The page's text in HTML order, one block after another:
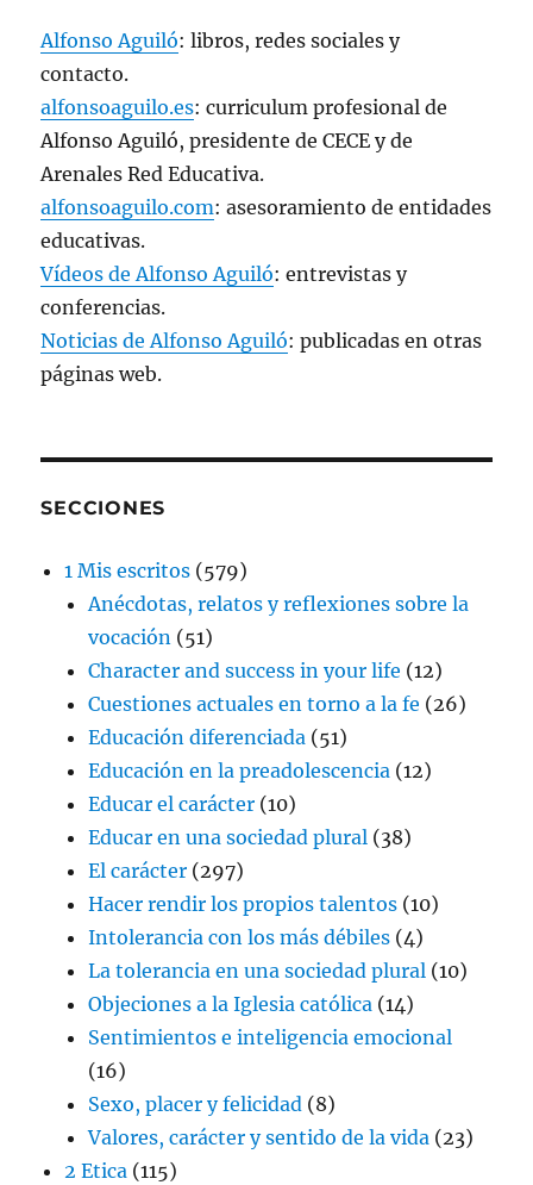
Alfonso Aguiló: libros, redes sociales y
contacto.
alfonsoaguilo.es: curriculum profesional de
Alfonso Aguiló, presidente de CECE y de
Arenales Red Educativa.
alfonsoaguilo.com: asesoramiento de entidades
educativas.
Vídeos de Alfonso Aguiló: entrevistas y
conferencias.
Noticias de Alfonso Aguiló: publicadas en otras
páginas web.
SECCIONES
1 Mis escritos (579)
Anécdotas, relatos y reflexiones sobre la
vocación (51)
Character and success in your life (12)
Cuestiones actuales en torno a la fe (26)
Educación diferenciada (51)
Educación en la preadolescencia (12)
Educar el carácter (10)
Educar en una sociedad plural (38)
El carácter (297)
Hacer rendir los propios talentos (10)
Intolerancia con los más débiles (4)
La tolerancia en una sociedad plural (10)
Objeciones a la Iglesia católica (14)
Sentimientos e inteligencia emocional
(16)
Sexo, placer y felicidad (8)
Valores, carácter y sentido de la vida (23)
2 Etica (115)